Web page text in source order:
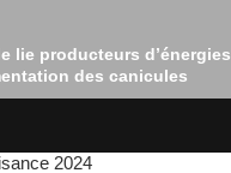
lie producteurs d’énergies
des canicules
2024